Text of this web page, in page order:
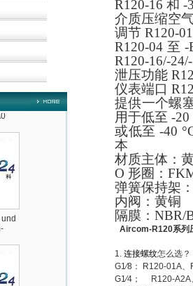
R120-16 和 -
介质压缩空
调节 R120-
R120-04 至 -
R120-16/-
泄压功能
仪表端口
提供一个螺
用于低至 -20
或低至 -40
本
材质主体：
O 形圈：
弹簧保持架
内阀：黄铜
隔膜： NBR/
Aircom-R120系列
1. 连接螺纹怎么选？
G1⁄8 ： R120-01A、
G1⁄4 ； R120-A2A